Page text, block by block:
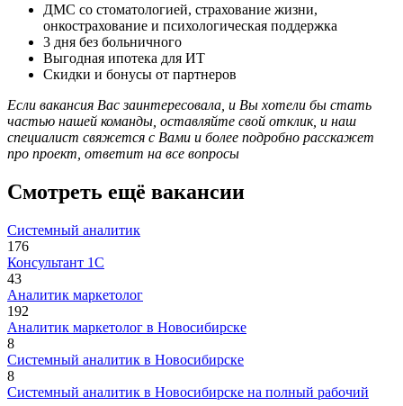
ДМС со стоматологией, страхование жизни,
онкострахование и психологическая поддержка
3 дня без больничного
Выгодная ипотека для ИТ
Скидки и бонусы от партнеров
Если вакансия Вас заинтересовала, и Вы хотели бы стать
частью нашей команды, оставляйте свой отклик, и наш
специалист свяжется с Вами и более подробно расскажет
про проект, ответит на все вопросы
Смотреть ещё вакансии
Системный аналитик
176
Консультант 1С
43
Аналитик маркетолог
192
Аналитик маркетолог в Новосибирске
8
Системный аналитик в Новосибирске
8
Системный аналитик в Новосибирске на полный рабочий